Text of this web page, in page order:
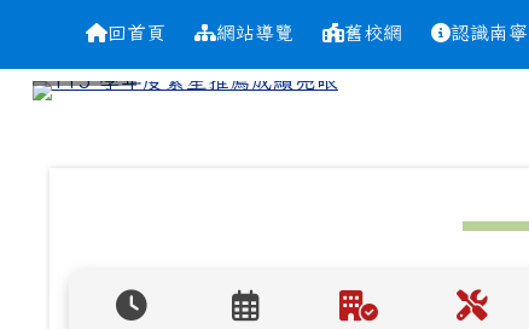
台南市南寧高中
導覽列回首頁 網站導覽 舊校網 認識南寧